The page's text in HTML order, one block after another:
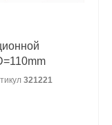
321221